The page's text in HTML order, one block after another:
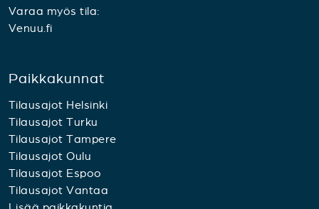
Varaa myös tila:
Venuu.fi
Paikkakunnat
Tilausajot Helsinki
Tilausajot Turku
Tilausajot Tampere
Tilausajot Oulu
Tilausajot Espoo
Tilausajot Vantaa